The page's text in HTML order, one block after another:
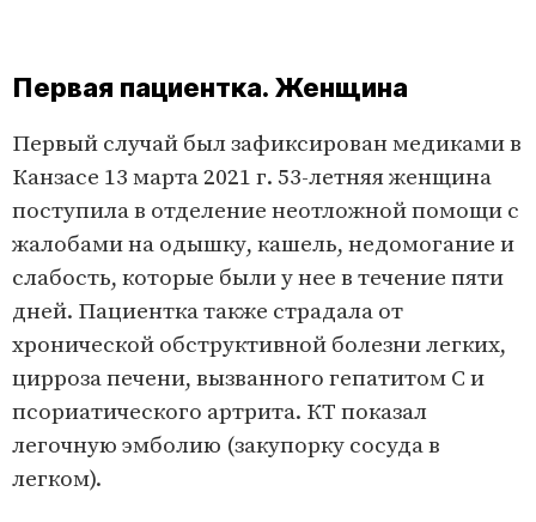
Первая пациентка. Женщина
Первый случай был зафиксирован медиками в
Канзасе 13 марта 2021 г. 53-летняя женщина
поступила в отделение неотложной помощи с
жалобами на одышку, кашель, недомогание и
слабость, которые были у нее в течение пяти
дней. Пациентка также страдала от
хронической обструктивной болезни легких,
цирроза печени, вызванного гепатитом С и
псориатического артрита. КТ показал
легочную эмболию (закупорку сосуда в
легком).